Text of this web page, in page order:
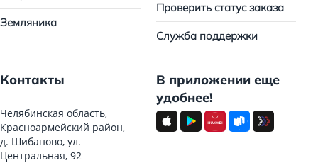
Земляника
Проверить статус заказа
Служба поддержки
Контакты
Челябинская область,
Красноармейский район,
д. Шибаново, ул.
Центральная, 92
В приложении еще
удобнее!